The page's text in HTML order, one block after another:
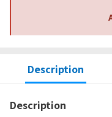
Description
Description